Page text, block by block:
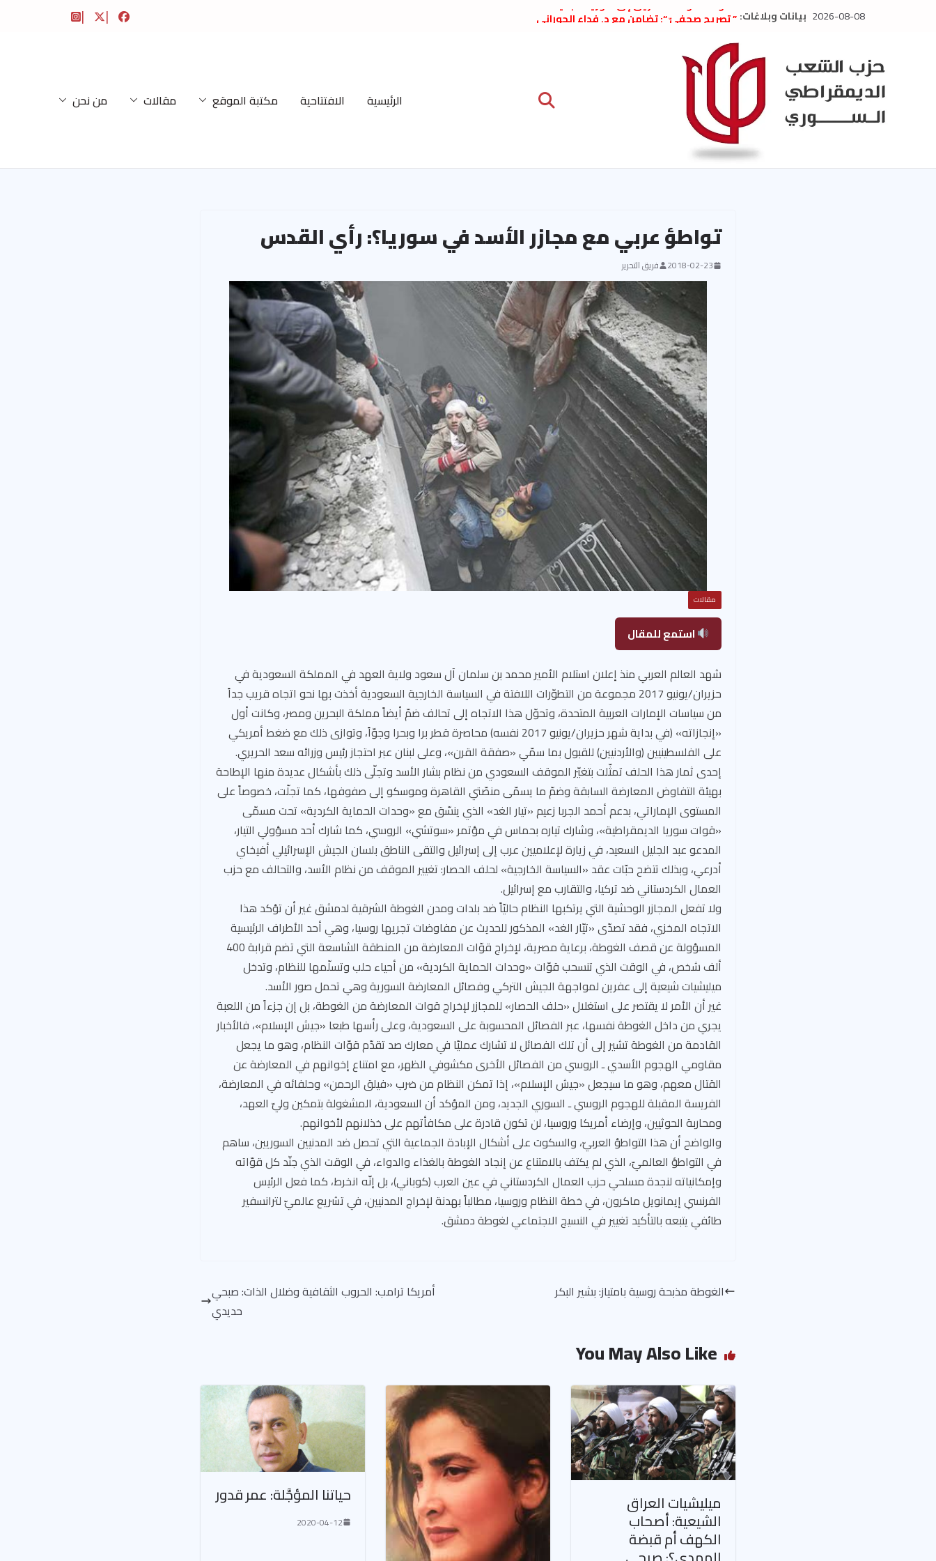
2026-08-08 بيانات وبلاغات:الدولة الموحّدة.. طريق إلى سورية الجديدة
تعزية بوفاة المناضل حسن عبدالعظيم الأمين
العام السابق لحزب الاتحاد الاشتراكي العربي
الديمقراطي
بلاغ صادر عن اجتماع اللجنة المركزية نيسان
الحرب الأمريكية الإسرائيلية على نظام الملالي
في إيران .. بيان من حزب الشعب الديمقراطي
السوري
الرئيسية الافتتاحية مكتبة الموقع مقالات من نحن
تواطؤ عربي مع مجازر الأسد في سوريا؟: رأي القدس
2018-02-23 فريق التحرير
مقالات
استمع للمقال
شهد العالم العربي منذ إعلان استلام الأمير محمد بن سلمان آل سعود ولاية العهد في المملكة السعودية في
حزيران/يونيو 2017 مجموعة من التطوّرات اللافتة في السياسة الخارجية السعودية أخذت بها نحو اتجاه قريب جداً
من سياسات الإمارات العربية المتحدة، وتحوّل هذا الاتجاه إلى تحالف ضمّ أيضاً مملكة البحرين ومصر، وكانت أول
«إنجازاته» (في بداية شهر حزيران/يونيو 2017 نفسه) محاصرة قطر برا وبحرا وجوّاً، وتوازى ذلك مع ضغط أمريكي
على الفلسطينيين (والأردنيين) للقبول بما سمّي «صفقة القرن»، وعلى لبنان عبر احتجاز رئيس وزرائه سعد الحريري.
إحدى ثمار هذا الحلف تمثّلت بتغيّر الموقف السعودي من نظام بشار الأسد وتجلّى ذلك بأشكال عديدة منها الإطاحة
بهيئة التفاوض المعارضة السابقة وضمّ ما يسمّى منصّتي القاهرة وموسكو إلى صفوفها، كما تجلّت، خصوصاً على
المستوى الإماراتي، بدعم أحمد الجربا زعيم «تيار الغد» الذي ينسّق مع «وحدات الحماية الكردية» تحت مسمّى
«قوات سوريا الديمقراطية»، وشارك تياره بحماس في مؤتمر «سوتشي» الروسي، كما شارك أحد مسؤولي التيار،
المدعو عبد الجليل السعيد، في زيارة لإعلاميين عرب إلى إسرائيل والتقى الناطق بلسان الجيش الإسرائيلي أفيخاي
أدرعي، وبذلك تتضح حبّات عقد «السياسة الخارجية» لحلف الحصار: تغيير الموقف من نظام الأسد، والتحالف مع حزب
العمال الكردستاني ضد تركيا، والتقارب مع إسرائيل.
ولا تفعل المجازر الوحشية التي يرتكبها النظام حاليّاً ضد بلدات ومدن الغوطة الشرقية لدمشق غير أن تؤكد هذا
الاتجاه المخزي، فقد تصدّى «تيّار الغد» المذكور للحديث عن مفاوضات تجريها روسيا، وهي أحد الأطراف الرئيسية
المسؤولة عن قصف الغوطة، برعاية مصرية، لإخراج قوّات المعارضة من المنطقة الشاسعة التي تضم قرابة 400
ألف شخص، في الوقت الذي تنسحب قوّات «وحدات الحماية الكردية» من أحياء حلب وتسلّمها للنظام، وتدخل
ميليشيات شيعية إلى عفرين لمواجهة الجيش التركي وفصائل المعارضة السورية وهي تحمل صور الأسد.
غير أن الأمر لا يقتصر على استغلال «حلف الحصار» للمجازر لإخراج قوات المعارضة من الغوطة، بل إن جزءاً من اللعبة
يجري من داخل الغوطة نفسها، عبر الفصائل المحسوبة على السعودية، وعلى رأسها طبعا «جيش الإسلام»، فالأخبار
القادمة من الغوطة تشير إلى أن تلك الفصائل لا تشارك عمليّا في معارك صد تقدّم قوّات النظام، وهو ما يجعل
مقاومي الهجوم الأسدي ـ الروسي من الفصائل الأخرى مكشوفي الظهر، مع امتناع إخوانهم في المعارضة عن
القتال معهم، وهو ما سيجعل «جيش الإسلام»، إذا تمكن النظام من ضرب «فيلق الرحمن» وحلفائه في المعارضة،
الفريسة المقبلة للهجوم الروسي ـ السوري الجديد، ومن المؤكد أن السعودية، المشغولة بتمكين وليّ العهد،
ومحاربة الحوثيين، وإرضاء أمريكا وروسيا، لن تكون قادرة على مكافأتهم على خذلانهم لأخوانهم.
والواضح أن هذا التواطؤ العربيّ، والسكوت على أشكال الإبادة الجماعية التي تحصل ضد المدنيين السوريين، ساهم
في التواطؤ العالميّ، الذي لم يكتف بالامتناع عن إنجاد الغوطة بالغذاء والدواء، في الوقت الذي جنّد كل قوّاته
وإمكانياته لنجدة مسلحي حزب العمال الكردستاني في عين العرب (كوباني)، بل إنّه انخرط، كما فعل الرئيس
الفرنسي إيمانويل ماكرون، في خطة النظام وروسيا، مطالباً بهدنة لإخراج المدنيين، في تشريع عالميّ لترانسفير
طائفي يتبعه بالتأكيد تغيير في النسيج الاجتماعي لغوطة دمشق.
الغوطة مذبحة روسية بامتياز: بشير البكر
أمريكا ترامب: الحروب الثقافية وضلال الذات: صبحي
حديدي
You May Also Like
ميليشيات العراق
الشيعية: أصحاب
الكهف أم قبضة
حياتنا المؤجَّلة: عمر قدور
2020-04-12